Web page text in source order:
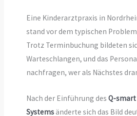
Eine Kinderarztpraxis in
stand vor dem typischen
Trotz Terminbuchung bildeten
Warteschlangen, und das
nachfragen, wer als Nächstes
Nach der Einführung des Q-
Systemsänderte sich das Bild